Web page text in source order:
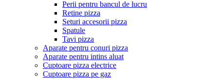
Perii pentru bancul de lucru
Retine pizza
Seturi accesorii pizza
Spatule
Tavi pizza
Aparate pentru conuri pizza
Aparate pentru intins aluat
Cuptoare pizza electrice
Cuptoare pizza pe gaz